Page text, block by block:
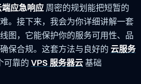
应急响应 周密的规划能把短暂的
。接下来，我会为你详细讲解一套
图，它能保护你的服务可用性、品
保合规。这套方法与良好的 云服务
可靠的 VPS 服务器云基础